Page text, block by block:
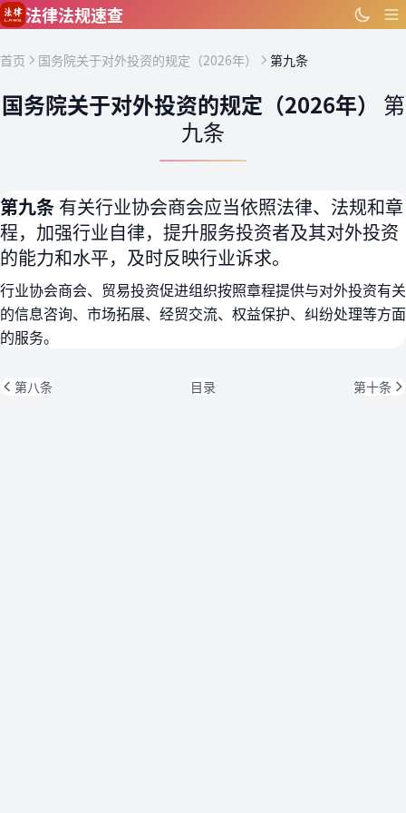
跳到主要内容
法律法规速查
首页 国务院关于对外投资的规定（2026年） 第九条
国务院关于对外投资的规定（2026年） 第
九条
第九条 有关行业协会商会应当依照法律、法规和章
程，加强行业自律，提升服务投资者及其对外投资
的能力和水平，及时反映行业诉求。
行业协会商会、贸易投资促进组织按照章程提供与对外投资有关
的信息咨询、市场拓展、经贸交流、权益保护、纠纷处理等方面
的服务。
第八条 目录 第十条